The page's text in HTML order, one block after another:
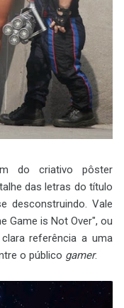
do criativo pôster
das letras do título
desconstruindo. Vale
Game is Not Over", ou
referência a uma
o público gamer.